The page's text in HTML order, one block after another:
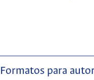
Formatos para